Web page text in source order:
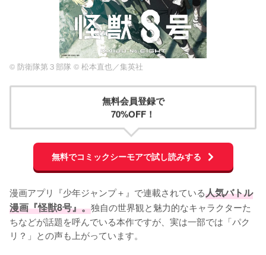
© 防衛隊第３部隊 © 松本直也／集英社
無料会員登録で
70%OFF！
無料でコミックシーモアで試し読みする
漫画アプリ『少年ジャンプ＋』で連載されている人気バトル
漫画『怪獣8号』。独自の世界観と魅力的なキャラクターた
ちなどが話題を呼んでいる本作ですが、実は一部では「パク
リ？」との声も上がっています。